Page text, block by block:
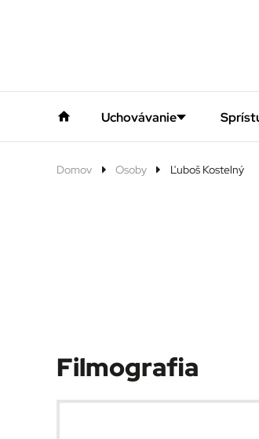
Uchovávanie
Domov Osoby Ľuboš Kostelný
Filmografia